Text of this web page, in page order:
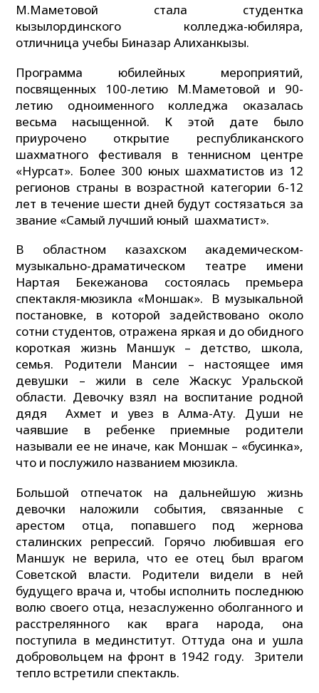
М.Маметовой стала студентка
кызылординского колледжа-юбиляра,
отличница учебы Биназар Алиханкызы.
Программа юбилейных мероприятий,
посвященных 100-летию М.Маметовой и 90-
летию одноименного колледжа оказалась
весьма насыщенной. К этой дате было
приурочено открытие республиканского
шахматного фестиваля в теннисном центре
«Нурсат». Более 300 юных шахматистов из 12
регионов страны в возрастной категории 6-12
лет в течение шести дней будут состязаться за
звание «Самый лучший юный шахматист».
В областном казахском академическом-
музыкально-драматическом театре имени
Нартая Бекежанова состоялась премьера
спектакля-мюзикла «Моншак». В музыкальной
постановке, в которой задействовано около
сотни студентов, отражена яркая и до обидного
короткая жизнь Маншук – детство, школа,
семья. Родители Мансии – настоящее имя
девушки – жили в селе Жаскус Уральской
области. Девочку взял на воспитание родной
дядя Ахмет и увез в Алма-Ату. Души не
чаявшие в ребенке приемные родители
называли ее не иначе, как Моншак – «бусинка»,
что и послужило названием мюзикла.
Большой отпечаток на дальнейшую жизнь
девочки наложили события, связанные с
арестом отца, попавшего под жернова
сталинских репрессий. Горячо любившая его
Маншук не верила, что ее отец был врагом
Советской власти. Родители видели в ней
будущего врача и, чтобы исполнить последнюю
волю своего отца, незаслуженно оболганного и
расстрелянного как врага народа, она
поступила в мединститут. Оттуда она и ушла
добровольцем на фронт в 1942 году. Зрители
тепло встретили спектакль.